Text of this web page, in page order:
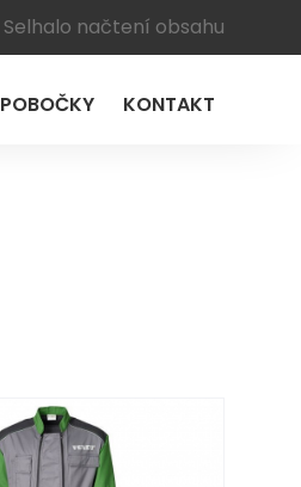
POBOČKY KONTAKT
Selhalo načtení obsahu